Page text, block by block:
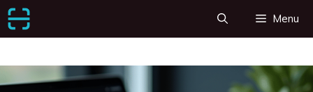
Aller
au
Menu